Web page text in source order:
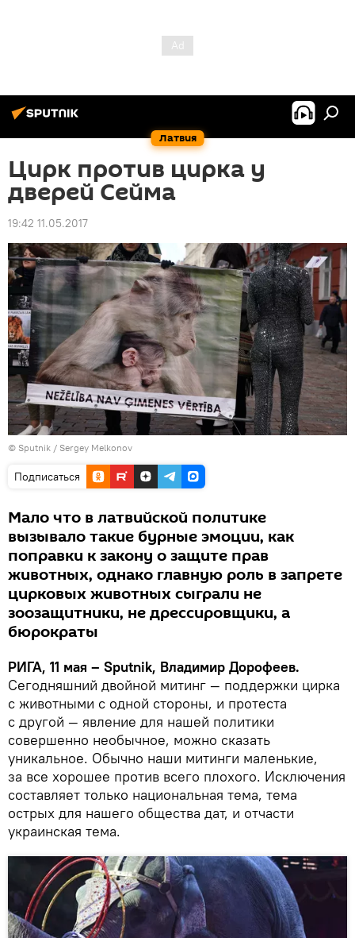
Латвия
Цирк против цирка у
дверей Сейма
19:42 11.05.2017
© Sputnik / Sergey Melkonov
Подписаться
Мало что в латвийской политике
вызывало такие бурные эмоции, как
поправки к закону о защите прав
животных, однако главную роль в запрете
цирковых животных сыграли не
зоозащитники, не дрессировщики, а
бюрократы
РИГА, 11 мая – Sputnik, Владимир Дорофеев.
Сегодняшний двойной митинг — поддержки цирка
с животными с одной стороны, и протеста
с другой — явление для нашей политики
совершенно необычное, можно сказать
уникальное. Обычно наши митинги маленькие,
за все хорошее против всего плохого. Исключения
составляет только национальная тема, тема
острых для нашего общества дат, и отчасти
украинская тема.